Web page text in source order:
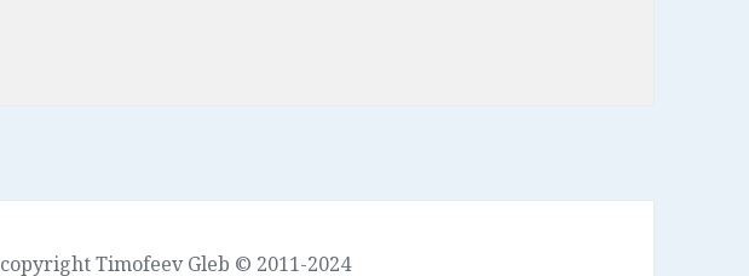
copyright Timofeev Gleb © 2011-2024